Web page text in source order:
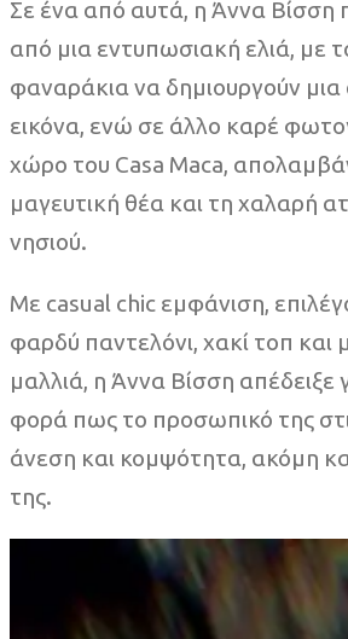
Σε ένα από αυτά, η Άννα Βίσση
από μια εντυπωσιακή ελιά, με
φαναράκια να δημιουργούν
εικόνα, ενώ σε άλλο καρέ
χώρο του Casa Maca,
μαγευτική θέα και τη χαλαρή
νησιού.
Με casual chic εμφάνιση,
φαρδύ παντελόνι, χακί τοπ και
μαλλιά, η Άννα Βίσση απέδειξε
φορά πως το προσωπικό της
άνεση και κομψότητα, ακόμη
της.